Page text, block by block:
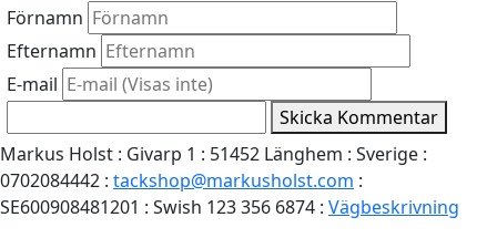
Förnamn
Efternamn
E-mail
Skicka Kommentar
Markus Holst : Givarp 1 : 51452 Länghem : Sverige :
0702084442 : tackshop@markusholst.com :
SE600908481201 : Swish 123 356 6874 : Vägbeskrivning